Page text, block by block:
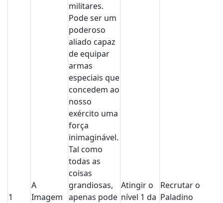
1
A
Imagem
militares.
Pode ser um
poderoso
aliado capaz
de equipar
armas
especiais que
concedem ao
nosso
exército uma
força
inimaginável.
Tal como
todas as
coisas
grandiosas,
apenas pode
Atingir o
nível 1 da
Recrutar o
Paladino